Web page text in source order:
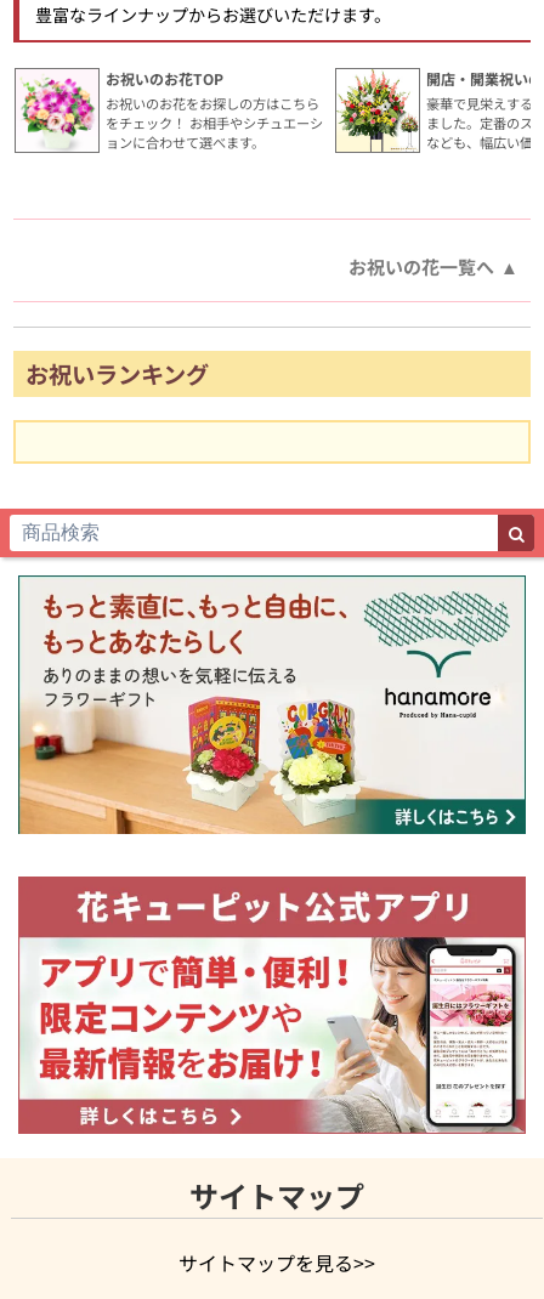
豊富なラインナップからお選びいただけます。
お祝いのお花TOP
お祝いのお花をお探しの方はこちら
をチェック！ お相手やシチュエーシ
ョンに合わせて選べます。
開店・開業祝い
豪華で見栄えする
ました。定番のス
なども、幅広い価
お祝いの花一覧へ
お祝いランキング
サイトマップ
サイトマップを見る>>